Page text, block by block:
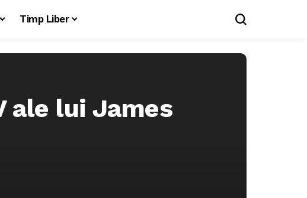
Timp Liber
ale lui James